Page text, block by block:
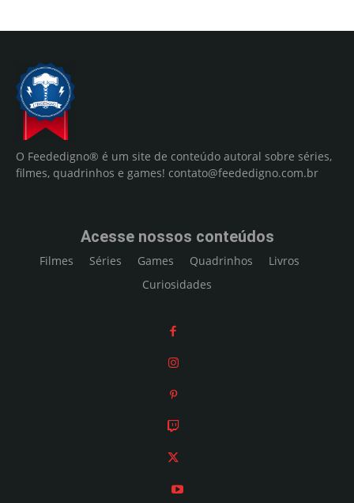
O Feededigno® é um site de conteúdo autoral sobre séries,
filmes, quadrinhos e games! contato@feededigno.com.br
Acesse nossos conteúdos
Filmes Séries Games Quadrinhos
Livros
Curiosidades